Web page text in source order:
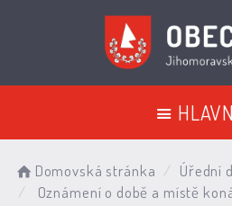
Domovská stránka
Úřední
Oznámení o době a místě